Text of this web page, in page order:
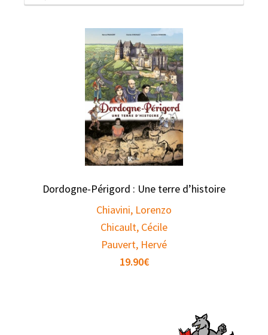
Dordogne-Périgord : Une terre d’histoire
Chiavini, Lorenzo
Chicault, Cécile
Pauvert, Hervé
19.90€